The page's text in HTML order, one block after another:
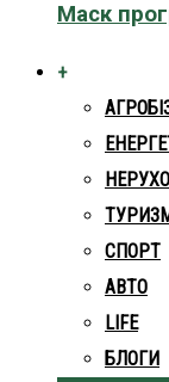
Маск
+
СПОРТ
АВТО
LIFE
БЛОГИ